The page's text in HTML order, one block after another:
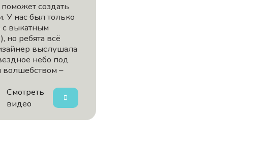
создать
У нас был только
с выкатным
но ребята всё
выслушала
небо под
волшебством –
Смотреть
видео